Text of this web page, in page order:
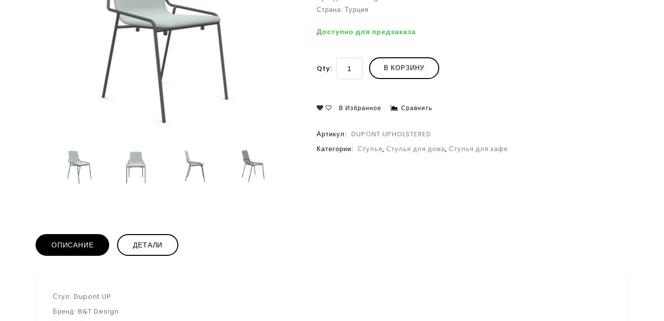
Страна: Турция
Доступно для предзаказа
Qty: В КОРЗИНУ
В Избранное Сравнить
Артикул: DUPONT UPHOLSTERED
Категории: Стулья, Стулья для дома, Стулья для кафе
ОПИСАНИЕ ДЕТАЛИ
Стул: Dupont UP
Бренд: B&T Design